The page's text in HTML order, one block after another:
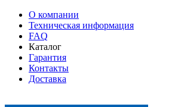
О компании
Техническая информация
FAQ
Каталог
Гарантия
Контакты
Доставка